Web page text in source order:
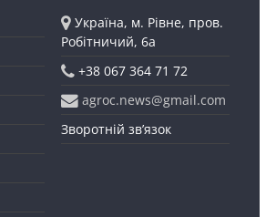
Україна, м. Рівне, пров.
Робітничий, 6а
+38 067 364 71 72
agroc.news@gmail.com
Зворотній зв’язок